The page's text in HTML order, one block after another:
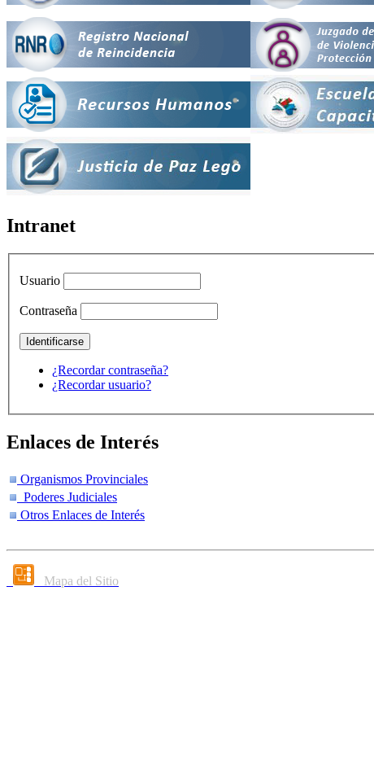
Intranet
Usuario
Contraseña
¿Recordar contraseña?
¿Recordar usuario?
Enlaces de Interés
Organismos Provinciales
Poderes Judiciales
Otros Enlaces de Interés
Mapa del Sitio